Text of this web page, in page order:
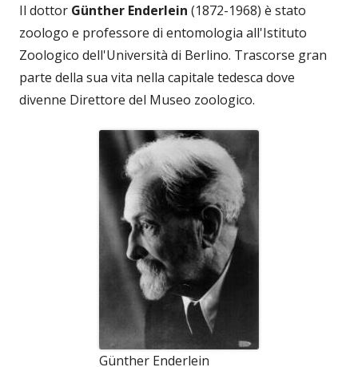
Il dottor Günther Enderlein (1872-1968) è stato
zoologo e professore di entomologia all'Istituto
Zoologico dell'Università di Berlino. Trascorse gran
parte della sua vita nella capitale tedesca dove
divenne Direttore del Museo zoologico.
Günther Enderlein